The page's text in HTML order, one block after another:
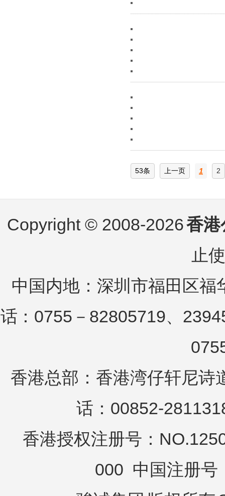
53条 上一页 1 2
Copyright © 2008-2026香港
止
中国内地：深圳市福田区
话：0755－82805719、
香港总部：香港湾仔轩尼诗
话：00852-
香港授权注册号：
000 中国注册号